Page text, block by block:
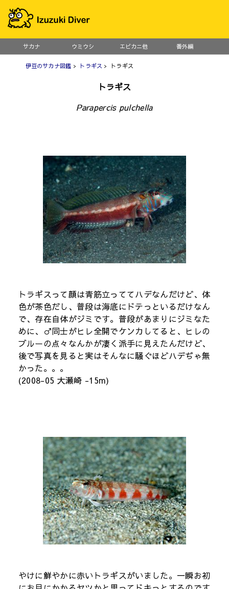
サカナ ウミウシ エビカニ他 番外編
伊豆のサカナ図鑑 > トラギス > トラギス
トラギス
Parapercis pulchella
トラギスって顔は青筋立っててハデなんだけど、体
色が茶色だし、普段は海底にドテっといるだけなん
で、存在自体がジミです。普段があまりにジミなた
めに、♂同士がヒレ全開でケンカしてると、ヒレの
ブルーの点々なんかが凄く派手に見えたんだけど、
後で写真を見ると実はそんなに騒ぐほどハデぢゃ無
かった。。。
(2008-05 大瀬崎 -15m)
やけに鮮やかに赤いトラギスがいました。一瞬お初